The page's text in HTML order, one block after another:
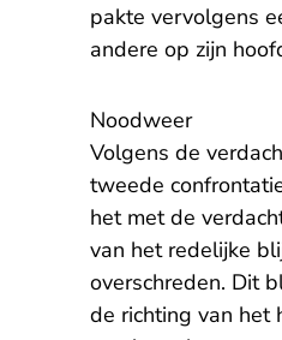
pakte vervolgens
andere op zijn
Noodweer
Volgens de
tweede
het met de
van het redelijke
overschreden. Dit
de richting van het